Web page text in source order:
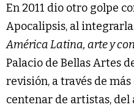
En 2011 dio otro golpe
Apocalipsis, al
América Latina, arte y
Palacio de Bellas Artes
revisión, a través de
centenar de artistas,